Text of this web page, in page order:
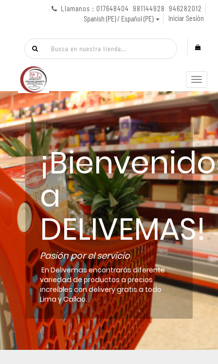
Llamanos : 017648404 981144928 946282012
Spanish (PE) / Español (PE)
Iniciar Sesión
Menú
de
a
DELIVEMAS!
Pasión por el servicio
En Delivemas encontrarás diferente
variedad de productos a precios
increíbles con delivery gratis a todo
Lima y Callao.